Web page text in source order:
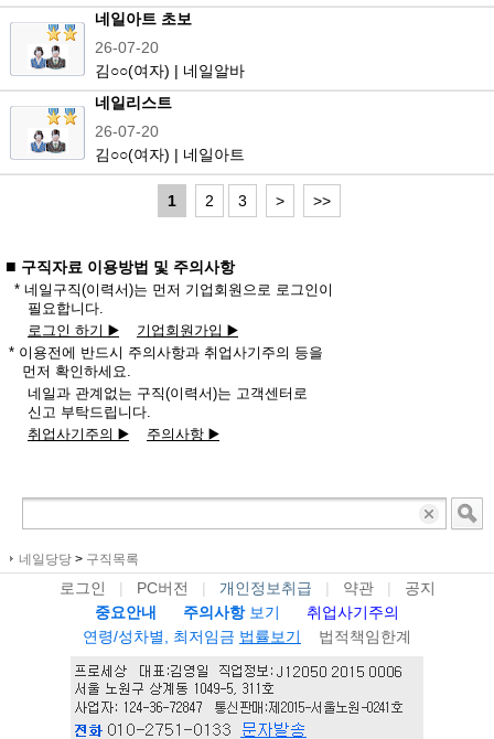
네일아트 초보
26-07-20
김○○(여자) | 네일알바
네일리스트
26-07-20
김○○(여자) | 네일아트
1 2 3 > >>
■ 구직자료 이용방법 및 주의사항
* 네일구직(이력서)는 먼저 기업회원으로 로그인이
필요합니다.
로그인 하기 ▶️
기업회원가입 ▶️
* 이용전에 반드시 주의사항과 취업사기주의 등을
먼저 확인하세요.
네일과 관계없는 구직(이력서)는 고객센터로
신고 부탁드립니다.
취업사기주의 ▶️
주의사항 ▶️
네일당당 > 구직목록
로그인 | PC버전 | 개인정보취급 | 약관 |
공지
중요안내
주의사항 보기
취업사기주의
연령/성차별, 최저임금 법률보기 법적책임한계